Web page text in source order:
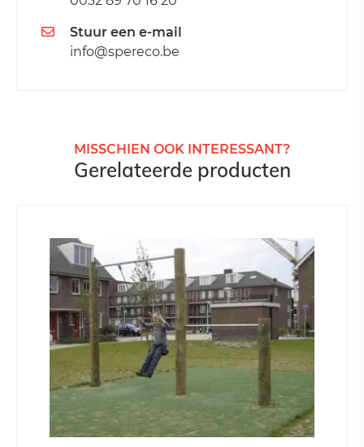
Stuur een e-mail
info@spereco.be
MISSCHIEN OOK INTERESSANT?
Gerelateerde producten